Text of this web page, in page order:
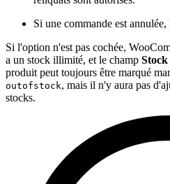
Si une commande est
Si l'option n'est pas cochée,
a un stock illimité, et le champ
produit peut toujours être marqué
outofstock, mais il n'y aura pas
stocks.